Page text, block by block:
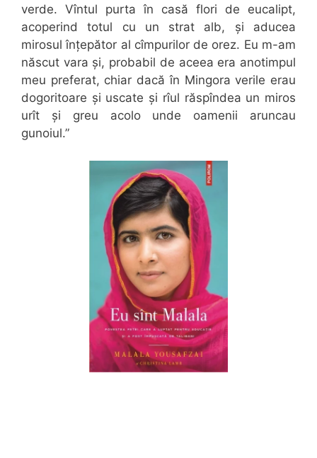
verde. Vîntul purta în casă flori de eucalipt,
acoperind totul cu un strat alb, și aducea
mirosul înțepător al cîmpurilor de orez. Eu m-am
născut vara și, probabil de aceea era anotimpul
meu preferat, chiar dacă în Mingora verile erau
dogoritoare și uscate și rîul răspîndea un miros
urît și greu acolo unde oamenii aruncau
gunoiul.”